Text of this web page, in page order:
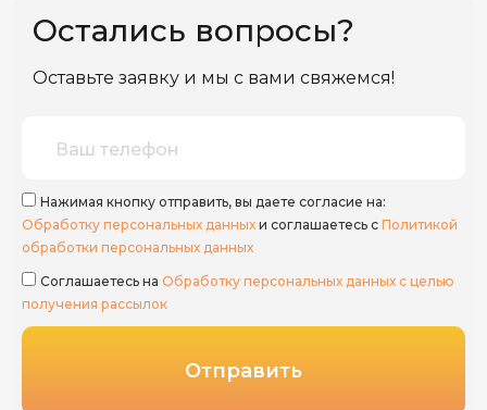
Остались вопросы?
Оставьте заявку и мы с вами свяжемся!
Нажимая кнопку отправить, вы даете согласие на:
Обработку персональных данных и соглашаетесь с Политикой
обработки персональных данных
Соглашаетесь на Обработку персональных данных с целью
получения рассылок
Отправить